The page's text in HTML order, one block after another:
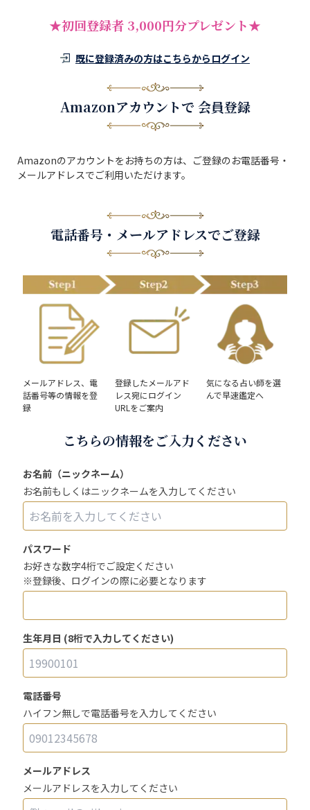
★初回登録者 3,000円分プレゼント★
既に登録済みの方はこちらからログイン
Amazonアカウントで 会員登録
Amazonのアカウントをお持ちの方は、ご登録のお電話番号・
メールアドレスでご利用いただけます。
電話番号・メールアドレスでご登録
メールアドレス、電
話番号等の情報を登
録
登録したメールアド
レス宛にログイン
URLをご案内
気になる占い師を選
んで早速鑑定へ
こちらの情報をご入力ください
お名前（ニックネーム）
お名前もしくはニックネームを入力してください
パスワード
お好きな数字4桁でご設定ください
※登録後、ログインの際に必要となります
生年月日 (8桁で入力してください)
電話番号
ハイフン無しで電話番号を入力してください
メールアドレス
メールアドレスを入力してください